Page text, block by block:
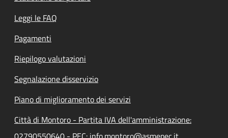
Leggi le FAQ
Pagamenti
Riepilogo valutazioni
Segnalazione disservizio
Piano di miglioramento dei servizi
Città di Montoro - Partita IVA dell'amministrazione: